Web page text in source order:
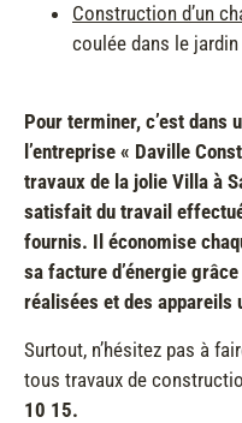
Construction d’un
coulée dans le
Pour terminer, c’est dans
l’entreprise « Daville
travaux de la jolie Villa à
satisfait du travail
fournis. Il économise
sa facture d’énergie
réalisées et des appareils
Surtout, n’hésitez pas à
tous travaux de
10 15.